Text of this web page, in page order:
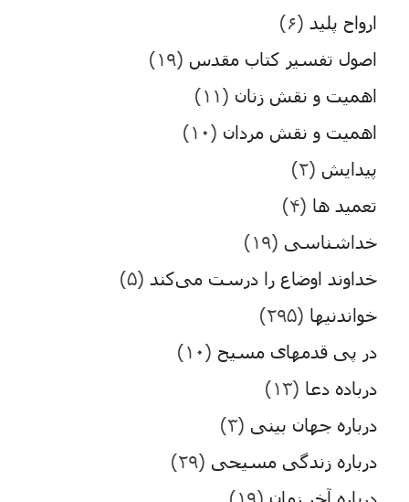
ارواح پلید (۶)
اصول تفسیر کتاب مقدس (۱۹)
اهمیت و نقش زنان (۱۱)
اهمیت و نقش مردان (۱۰)
پیدایش (۲)
تعمید ها (۴)
خداشناسی (۱۹)
خداوند اوضاع را درست می‌کند (۵)
خواندنیها (۲۹۵)
در پی قدمهای مسیح (۱۰)
درباده دعا (۱۳)
درباره جهان بینی (۳)
درباره زندگی مسیحی (۲۹)
درباره آخر زمان (۱۹)